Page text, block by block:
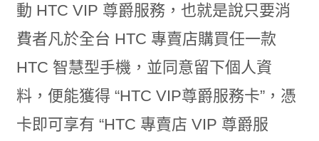
動 HTC VIP 尊爵服務，也就是說只要消
費者凡於全台 HTC 專賣店購買任一款
HTC 智慧型手機，並同意留下個人資
料，便能獲得 “HTC VIP尊爵服務卡”，憑
卡即可享有 “HTC 專賣店 VIP 尊爵服